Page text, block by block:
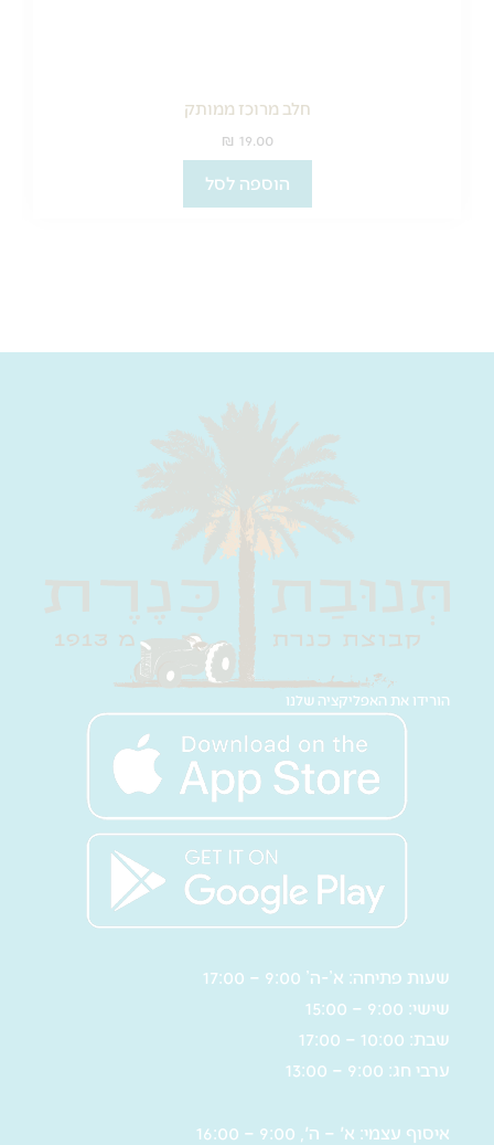
חלב מרוכז ממותק
₪ 19.00
הוספה לסל
הורידו את האפליקציה שלנו
שעות פתיחה: א’-ה’ 9:00 – 17:00
שישי: 9:00 – 15:00
שבת: 10:00 – 17:00
ערבי חג: 9:00 – 13:00
איסוף עצמי: א' – ה', 9:00 – 16:00